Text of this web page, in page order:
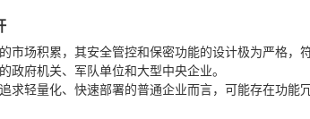
市场积累，其安全管控和保密功能的设计极为严格，
政府机关、军队单位和大型中央企业。
求轻量化、快速部署的普通企业而言，可能存在功能